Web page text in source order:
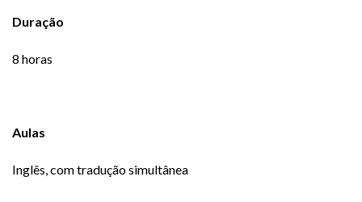
Duração
8 horas
Aulas
Inglês, com tradução simultânea